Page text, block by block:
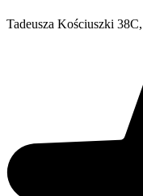
Tadeusza Kościuszki